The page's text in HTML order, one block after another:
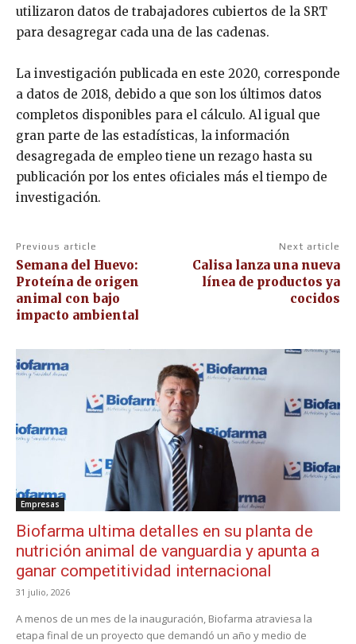
utilizaron datos de trabajadores cubiertos de la SRT
para desagregar cada una de las cadenas.
La investigación publicada en este 2020, corresponde
a datos de 2018, debido a que son los últimos datos
completos disponibles para el cálculo. Al igual que
gran parte de las estadísticas, la información
desagregada de empleo tiene un rezago hasta su
publicación por los entes oficiales más el tiempo de
investigación.
Previous article
Semana del Huevo:
Proteína de origen
animal con bajo
impacto ambiental
Next article
Calisa lanza una nueva
línea de productos ya
cocidos
Empresas
Biofarma ultima detalles en su planta de
nutrición animal de vanguardia y apunta a
ganar competitividad internacional
31 julio, 2026
A menos de un mes de la inauguración, Biofarma atraviesa la
etapa final de un proyecto que demandó un año y medio de